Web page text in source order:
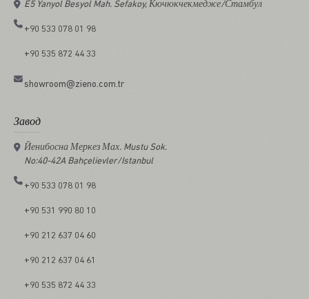
E5 Yanyol Besyol Mah. Sefakoy, Кючюкчекмедже/Стамбул
+90 533 078 01 98
+90 535 872 44 33
showroom@zieno.com.tr
Завод
Йенибосна Меркез Мах. Mustu Sok.
No:40-42A Bahçelievler/Istanbul
+90 533 078 01 98
+90 531 990 80 10
+90 212 637 04 60
+90 212 637 04 61
+90 535 872 44 33